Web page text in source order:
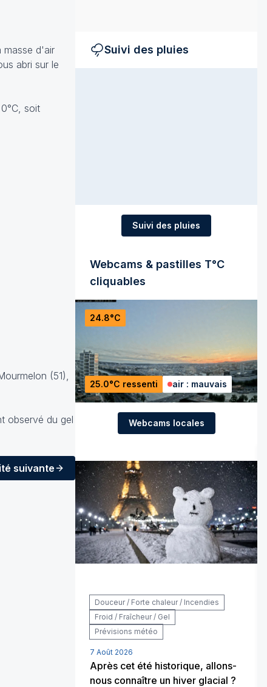
masse d'air
abri sur le
soit
(51),
observé du gel
suivante
Suivi des pluies
Suivi des pluies
Webcams & pastilles T°C
cliquables
24.8°C
25.0°C ressenti air : mauvais
Webcams locales
Douceur / Forte chaleur / Incendies
Froid / Fraîcheur / Gel
Prévisions météo
7 Août 2026
Après cet été historique, allons-
nous connaître un hiver glacial ?